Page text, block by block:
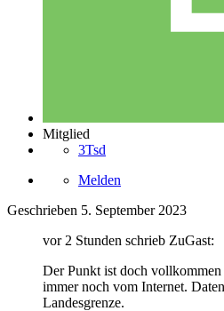
Mitglied
3Tsd
Melden
Geschrieben 5. September 2023
vor 2 Stunden schrieb ZuGast:
Der Punkt ist doch
immer noch vom Internet.
Landesgrenze.